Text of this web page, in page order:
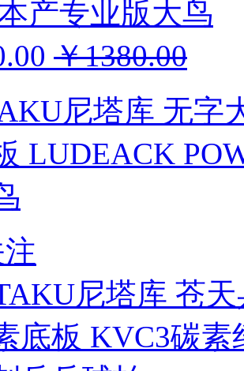
￥1380.00
尼塔库 无字
LUDEACK